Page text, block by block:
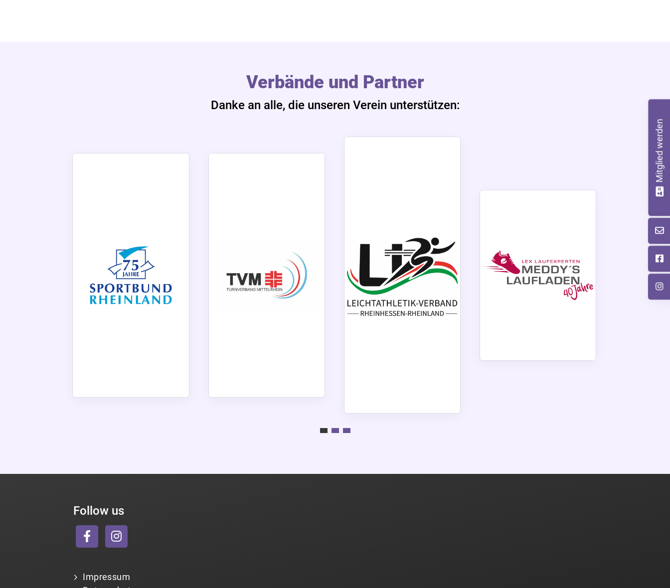
Verbände und Partner
Danke an alle, die unseren Verein unterstützen:
Follow us
Impressum
Mitglied werden